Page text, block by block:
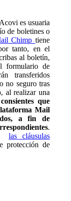
es usuaria
de boletines o
Chimp tiene
tanto, en el
al boletín,
formulario de
transferidos
no seguro tras
al realizar una
que
Mail
a fin de
.
las cláusulas
protección de